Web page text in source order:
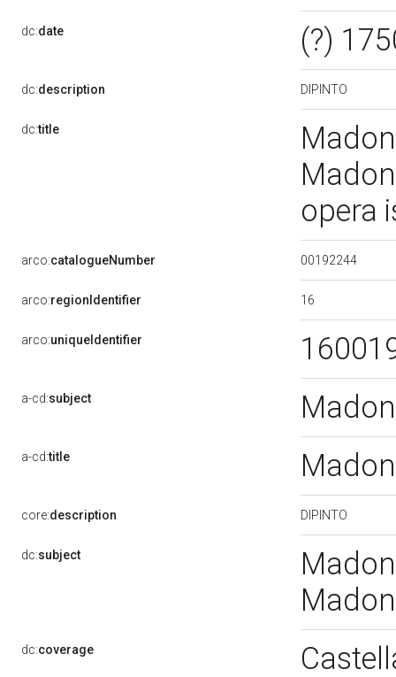
dc:date (?)
dc:description DIPINTO
dc:title
opera
arco:catalogueNumber 00192244
arco:regionIdentifier 16
arco:uniqueIdentifier
a-cd:subject
a-cd:title
core:description DIPINTO
dc:subject
dc:coverage